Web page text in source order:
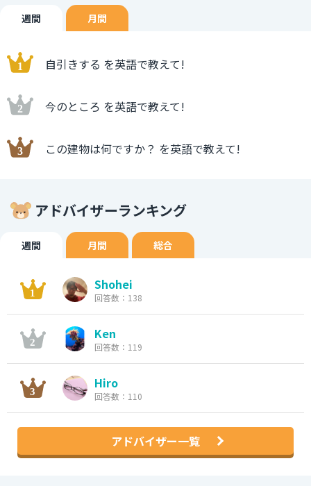
週間 月間
自引きする を英語で教えて!
今のところ を英語で教えて!
この建物は何ですか？ を英語で教えて!
アドバイザーランキング
週間 月間 総合
Shohei
回答数：138
Ken
回答数：119
Hiro
回答数：110
アドバイザー一覧